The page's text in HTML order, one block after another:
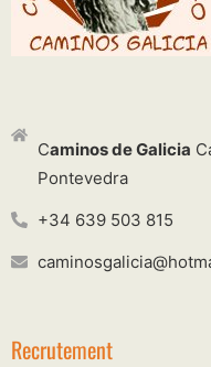
Caminos de Galicia
Pontevedra
+34 639 503 815
Recrutement